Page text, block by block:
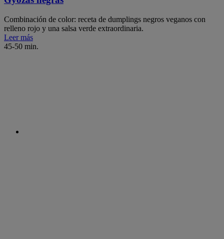
Combinación de color: receta de dumplings negros veganos con
relleno rojo y una salsa verde extraordinaria.
Leer más
45-50 min.